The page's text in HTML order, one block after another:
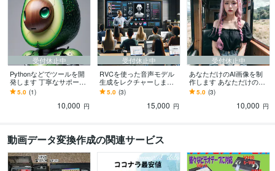
受付休止中
Pythonなどでツールを開
発します 丁寧なサポート
対応させて頂きます！
5.0 (1)
10,000 円
受付休止中
RVCを使った音声モデル
生成をレクチャーします
グーグルコラボで動作す
るRVCをご提供の上、サ
5.0 (3)
15,000 円
受付休止中
あなただけのAI画像を制
作します あなただけの美
女・男子を制作いたしま
す。
5.0 (3)
10,000 円
動画データ変換作成の関連サービス